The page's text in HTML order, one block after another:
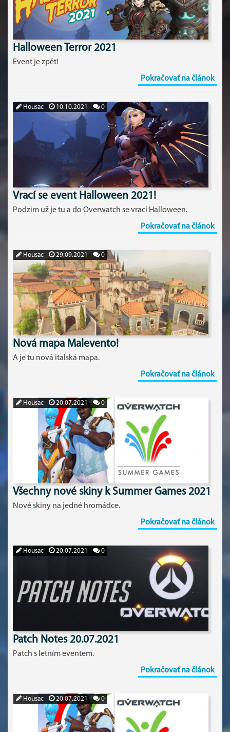
Halloween Terror 2021
Event je zpět!
Pokračovať na článok
Housac 10.10.2021 0
Vrací se event Halloween 2021!
Podzim už je tu a do Overwatch se vrací Halloween.
Pokračovať na článok
Housac 29.09.2021 0
Nová mapa Malevento!
A je tu nová italská mapa.
Pokračovať na článok
Housac 20.07.2021 0
Všechny nové skiny k Summer Games 2021
Nové skiny na jedné hromádce.
Pokračovať na článok
Housac 20.07.2021 0
Patch Notes 20.07.2021
Patch s letním eventem.
Pokračovať na článok
Housac 20.07.2021 0